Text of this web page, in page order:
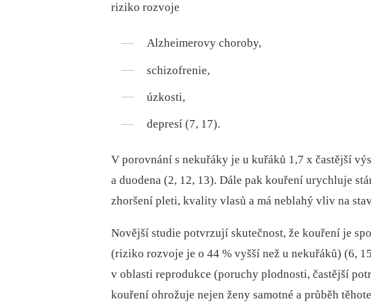
riziko rozvoje
Alzheimerovy choroby,
schizofrenie,
úzkosti,
depresí (7, 17).
V porovnání s nekuřáky je u kuřáků 1,7 x častější
a duodena (2, 12, 13). Dále pak kouření urychluje
zhoršení pleti, kvality vlasů a má neblahý vliv na
Novější studie potvrzují skutečnost, že kouření je
(riziko rozvoje je o 44 % vyšší než u nekuřáků) (6,
v oblasti reprodukce (poruchy plodnosti, častější
kouření ohrožuje nejen ženy samotné a průběh